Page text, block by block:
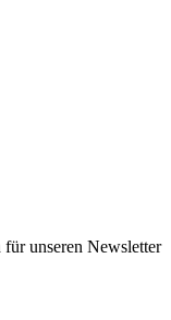
unseren Newsletter